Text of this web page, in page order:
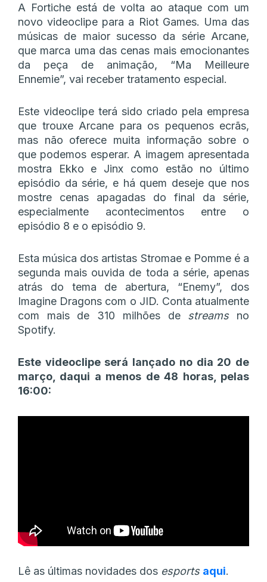
A Fortiche está de volta ao ataque com um
novo videoclipe para a Riot Games. Uma das
músicas de maior sucesso da série Arcane,
que marca uma das cenas mais emocionantes
da peça de animação, “Ma Meilleure
Ennemie”, vai receber tratamento especial.
Este videoclipe terá sido criado pela empresa
que trouxe Arcane para os pequenos ecrãs,
mas não oferece muita informação sobre o
que podemos esperar. A imagem apresentada
mostra Ekko e Jinx como estão no último
episódio da série, e há quem deseje que nos
mostre cenas apagadas do final da série,
especialmente acontecimentos entre o
episódio 8 e o episódio 9.
Esta música dos artistas Stromae e Pomme é a
segunda mais ouvida de toda a série, apenas
atrás do tema de abertura, “Enemy”, dos
Imagine Dragons com o JID. Conta atualmente
com mais de 310 milhões de streamsno
Spotify.
Este videoclipe será lançado no dia 20 de
março, daqui a menos de 48 horas, pelas
16:00:
Lê as últimas novidades dos esports aqui.